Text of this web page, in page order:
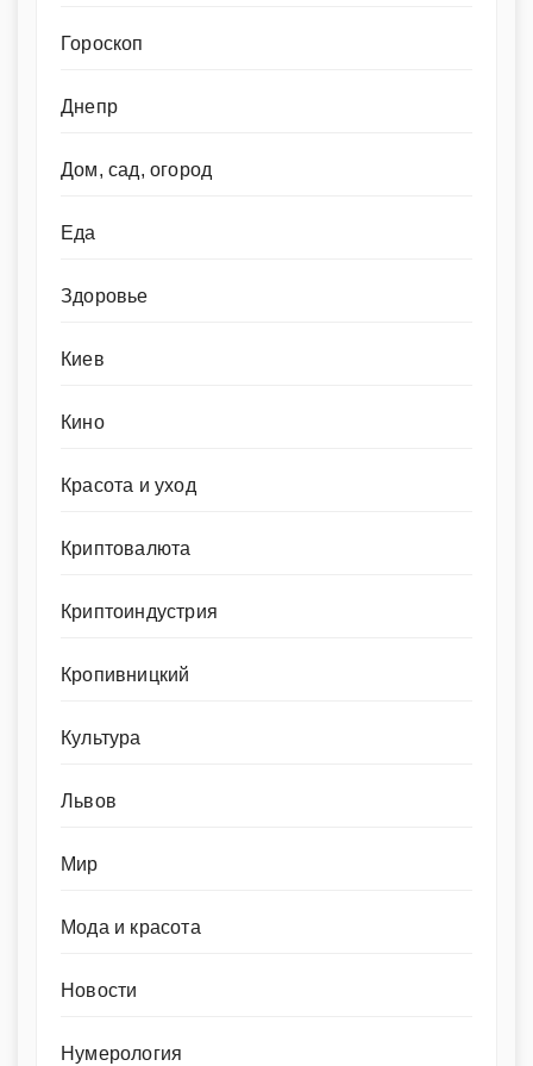
Гороскоп
Днепр
Дом, сад, огород
Еда
Здоровье
Киев
Кино
Красота и уход
Криптовалюта
Криптоиндустрия
Кропивницкий
Культура
Львов
Мир
Мода и красота
Новости
Нумерология